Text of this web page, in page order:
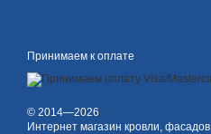
Принимаем к оплате
© 2014—2026
Интернет магазин кровли, фасадов